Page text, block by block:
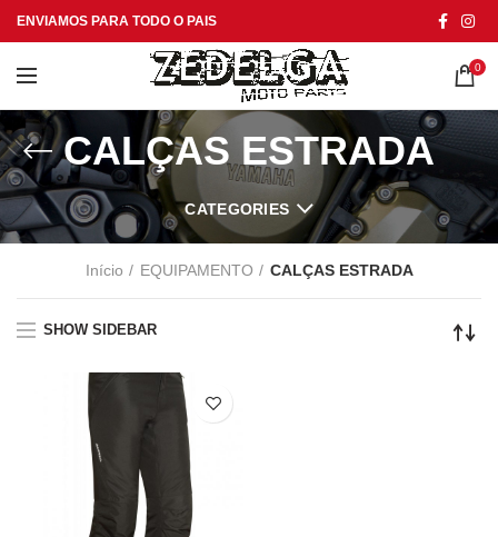
ENVIAMOS PARA TODO O PAIS
0
CALÇAS ESTRADA
CATEGORIES
Início EQUIPAMENTO CALÇAS ESTRADA
SHOW SIDEBAR